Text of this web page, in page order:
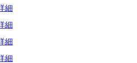
細
細
細
細